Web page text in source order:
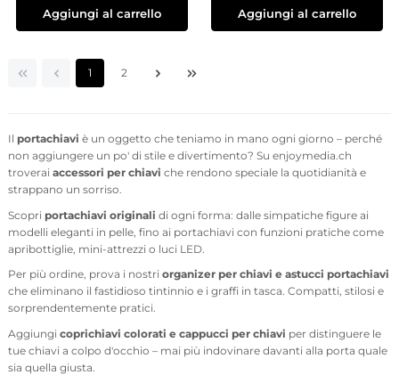
Aggiungi al carrello Aggiungi al carrello
Pagina
1 Pagina
2
Il portachiavi è un oggetto che teniamo in mano ogni giorno – perché
non aggiungere un po' di stile e divertimento? Su enjoymedia.ch
troverai accessori per chiavi che rendono speciale la quotidianità e
strappano un sorriso.
Scopri portachiavi originali di ogni forma: dalle simpatiche figure ai
modelli eleganti in pelle, fino ai portachiavi con funzioni pratiche come
apribottiglie, mini-attrezzi o luci LED.
Per più ordine, prova i nostri organizer per chiavi e astucci portachiavi
che eliminano il fastidioso tintinnio e i graffi in tasca. Compatti, stilosi e
sorprendentemente pratici.
Aggiungi coprichiavi colorati e cappucci per chiavi per distinguere le
tue chiavi a colpo d'occhio – mai più indovinare davanti alla porta quale
sia quella giusta.